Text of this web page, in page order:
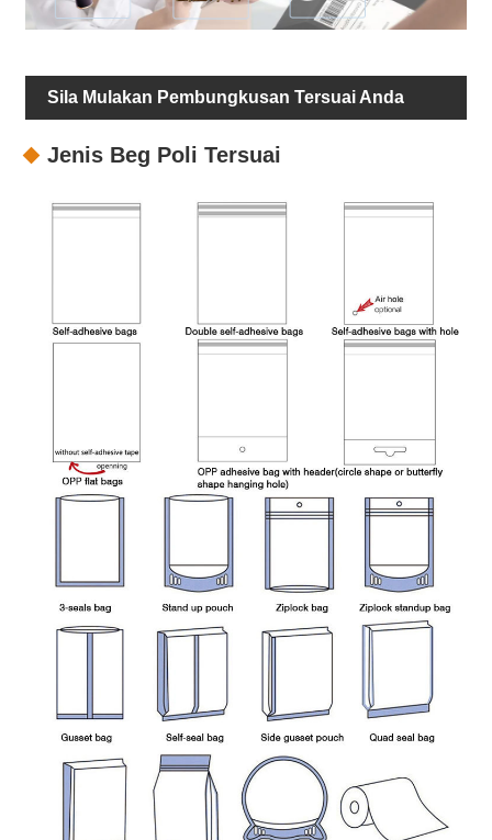
Sila Mulakan Pembungkusan Tersuai Anda
Jenis Beg Poli Tersuai